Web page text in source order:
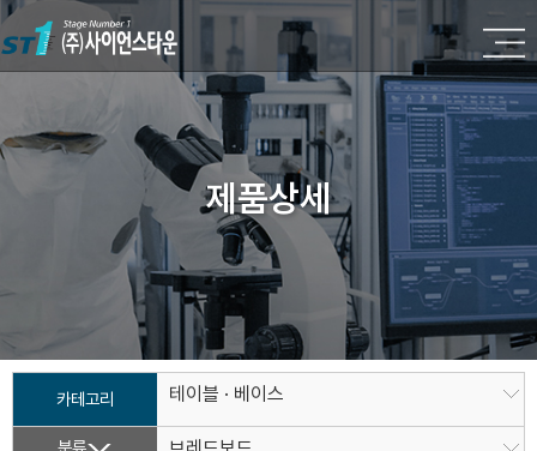
제품상세
카테고리 테이블 · 베이스
분류